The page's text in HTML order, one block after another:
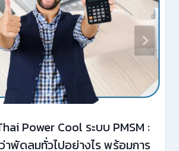
Power Cool ระบบ PMSM :
าพัดลมทั่วไปอย่างไร พร้อมการ